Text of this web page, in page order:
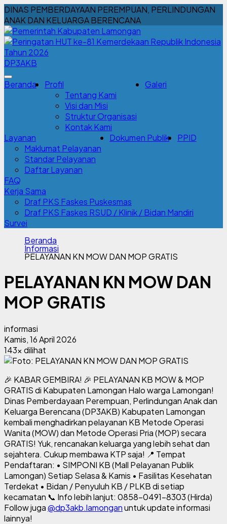
DINAS PEMBERDAYAAN PEREMPUAN, PERLINDUNGAN
ANAK DAN KELUARGA BERENCANA
DP3AKB
Beranda
Profil
Tentang Kami
Visi dan Misi
Struktur Organisasi
Kontak Kami
Galeri
Layanan
Maklumat Pelayanan
Standar Pelayanan
Daftar Layanan
Dokumen Publik PPID
FAQ
Kerja Sama
Draf PKS Faskes Puskesmas
Draf PKS Faskes RSUD / Klinik / Bidan Mandiri
Survei
Beranda
Informasi
PELAYANAN KN MOW DAN MOP GRATIS
PELAYANAN KN MOW DAN
MOP GRATIS
informasi
Kamis, 16 April 2026
143x dilihat
🎉 KABAR GEMBIRA! 🎉 PELAYANAN KB MOW & MOP
GRATIS di Kabupaten Lamongan Halo warga Lamongan!
Dinas Pemberdayaan Perempuan, Perlindungan Anak dan
Keluarga Berencana (DP3AKB) Kabupaten Lamongan
kembali menghadirkan pelayanan KB Metode Operasi
Wanita (MOW) dan Metode Operasi Pria (MOP) secara
GRATIS! Yuk, rencanakan keluarga yang lebih sehat dan
sejahtera. Cukup membawa KTP saja! 📍 Tempat
Pendaftaran: • SIMPONI KB (Mall Pelayanan Publik
Lamongan) Setiap Selasa & Kamis • Fasilitas Kesehatan
Terdekat • Bidan / Penyuluh KB / PLKB di setiap
kecamatan 📞 Info lebih lanjut: 0858-0491-8303 (Hirda)
Follow juga@dp3akb.lamonganuntuk update informasi
lainnya!